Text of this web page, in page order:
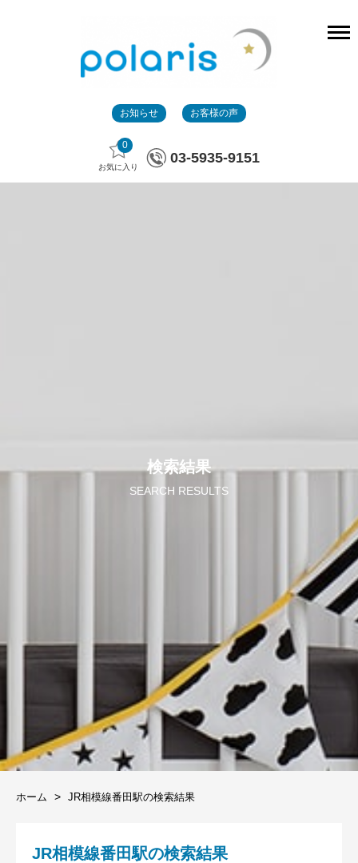
お知らせ お客様の声
0
お気に入り
03-5935-9151
検索結果
SEARCH RESULTS
ホーム JR相模線番田駅の検索結果
JR相模線番田駅の検索結果